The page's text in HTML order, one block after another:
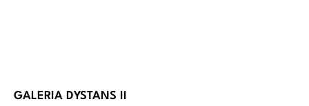
GALERIA DYSTANS II